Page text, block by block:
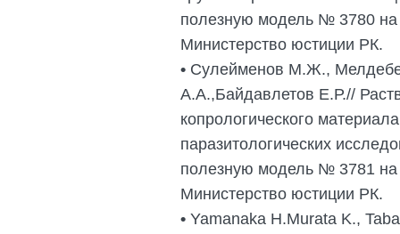
полезную модель № 3780 на
Министерство юстиции РК.
• Сулейменов М.Ж.,
А.А.,Байдавлетов Е.Р.//
копрологического
паразитологических
полезную модель № 3781 на
Министерство юстиции РК.
• Yamanaka H.Murata K.,